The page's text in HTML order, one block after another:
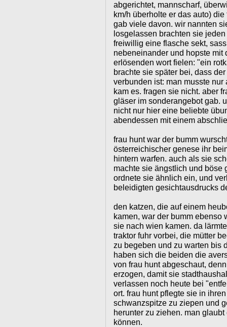
abgerichtet, mannscharf,
km/h überholte er das auto)
gab viele davon. wir nannten
losgelassen brachten sie
freiwillig eine flasche sekt,
nebeneinander und hopste mit
erlösenden wort fielen: "ein
brachte sie später bei, dass
verbunden ist: man musste
kam es. fragen sie nicht. aber
gläser im sonderangebot gab.
nicht nur hier eine beliebte
abendessen mit einem
frau hunt war der bumm
österreichischer genese ihr
hintern warfen. auch als sie
machte sie ängstlich und böse
ordnete sie ähnlich ein, und
beleidigten gesichtausdrucks
den katzen, die auf einem
kamen, war der bumm ebenso
sie nach wien kamen. da
traktor fuhr vorbei, die mütter
zu begeben und zu warten bis
haben sich die beiden die
von frau hunt abgeschaut,
erzogen, damit sie
verlassen noch heute bei
ort. frau hunt pflegte sie in
schwanzspitze zu ziepen und
herunter zu ziehen. man
können.